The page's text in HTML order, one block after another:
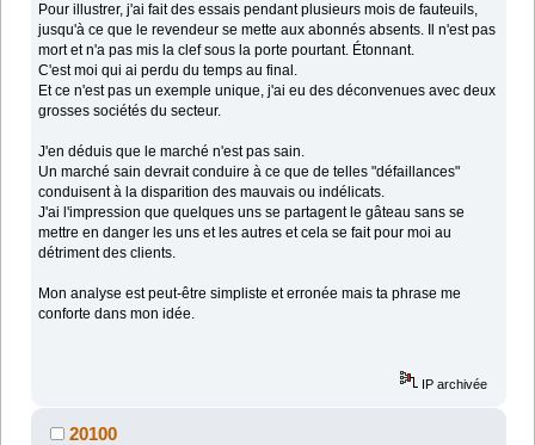
Pour illustrer, j'ai fait des essais pendant plusieurs mois de fauteuils,
jusqu'à ce que le revendeur se mette aux abonnés absents. Il n'est pas
mort et n'a pas mis la clef sous la porte pourtant. Étonnant.
C'est moi qui ai perdu du temps au final.
Et ce n'est pas un exemple unique, j'ai eu des déconvenues avec deux
grosses sociétés du secteur.
J'en déduis que le marché n'est pas sain.
Un marché sain devrait conduire à ce que de telles "défaillances"
conduisent à la disparition des mauvais ou indélicats.
J'ai l'impression que quelques uns se partagent le gâteau sans se
mettre en danger les uns et les autres et cela se fait pour moi au
détriment des clients.
Mon analyse est peut-être simpliste et erronée mais ta phrase me
conforte dans mon idée.
IP archivée
20100